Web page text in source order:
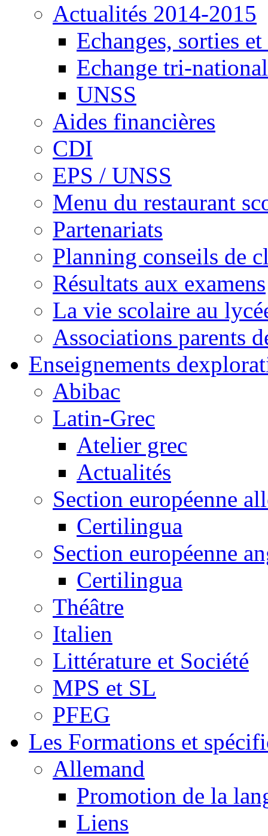
Actualités 2014-2015
Echanges, sorties
Echange tri-national
UNSS
Aides financières
CDI
EPS / UNSS
Menu du restaurant
Partenariats
Planning conseils de
Résultats aux examens
La vie scolaire au
Associations parents
Enseignements
Abibac
Latin-Grec
Atelier grec
Actualités
Section européenne
Certilingua
Section européenne
Certilingua
Théâtre
Italien
Littérature et Société
MPS et SL
PFEG
Les Formations et
Allemand
Promotion de la
Liens